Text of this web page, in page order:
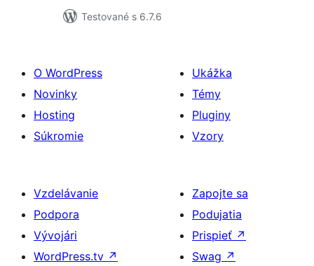
Testované s 6.7.6
O WordPress
Novinky
Hosting
Súkromie
Ukážka
Témy
Pluginy
Vzory
Vzdelávanie
Podpora
Vývojári
WordPress.tv ↗
Zapojte sa
Podujatia
Prispieť ↗
Swag ↗